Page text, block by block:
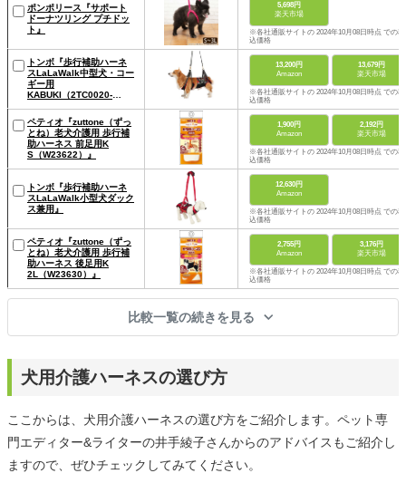
ポンポリース『サポート
ドーナツリング プチドッ
ト』
5,698円
楽天市場
※各社通販サイトの 2024年10月08日時点 での税
込価格
トンボ『歩行補助ハーネ
スLaLaWalk中型犬・コー
ギー用
KABUKI（2TC0020-
13,200円
Amazon
13,679円
楽天市場
※各社通販サイトの 2024年10月08日時点 での税
込価格
ペティオ『zuttone（ずっ
とね）老犬介護用 歩行補
助ハーネス 前足用K
S（W23622）』
1,900円
Amazon
2,192円
楽天市場
※各社通販サイトの 2024年10月08日時点 での税
込価格
トンボ『歩行補助ハーネ
スLaLaWalk小型犬ダック
ス兼用』
12,630円
Amazon
※各社通販サイトの 2024年10月08日時点 での税
込価格
ペティオ『zuttone（ずっ
とね）老犬介護用 歩行補
助ハーネス 後足用K
2L（W23630）』
2,755円
Amazon
3,176円
楽天市場
※各社通販サイトの 2024年10月08日時点 での税
込価格
比較一覧の続きを見る
犬用介護ハーネスの選び方
ここからは、犬用介護ハーネスの選び方をご紹介します。ペット専
門エディター&ライターの井手綾子さんからのアドバイスもご紹介し
ますので、ぜひチェックしてみてください。